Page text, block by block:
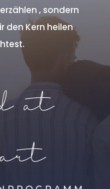
, sondern
den Kern heilen
at